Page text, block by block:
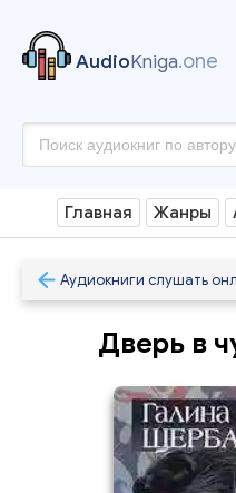
AudioKniga.one
Главная Жанры
Аудиокниги слушать
Дверь в